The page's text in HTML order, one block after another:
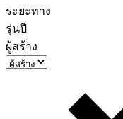
ระยะทาง
รุ่นปี
ผู้สร้าง